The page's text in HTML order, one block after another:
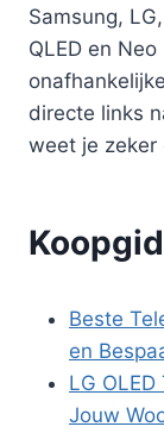
Samsung,
QLED en
directe links
weet je
Beste
en
LG
Jouw